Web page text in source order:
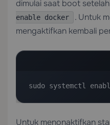
dimulai saat boot
enable docker
. Untuk
mengaktifkan kembali
sudo systemctl
Untuk menonaktifkan